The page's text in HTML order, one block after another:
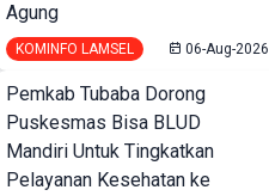
Agung
KOMINFO LAMSEL 06-Aug-2026
Pemkab Tubaba Dorong
Puskesmas Bisa BLUD
Mandiri Untuk Tingkatkan
Pelayanan Kesehatan ke